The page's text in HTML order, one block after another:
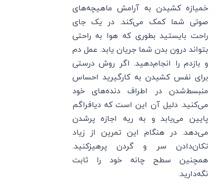
خمیازه کشیدن به آرامش ماهیچه‌های
صوتی شما کمک می‌کند. در یک جای
راحت بایستید بطوری که هوا به راحتی
بتواند درون بدن شما جریان یابد. عمل دم
و بازدم را انجام‌دهید. اگر روش درستی
برای نفس کشیدن به کارگیرید احساس
منبسط‌شدن در اطراف دنده‌های خود
می‌کنید. دلیل آن این است که دیافراگم
پایین می‌یابد و به ریه اجازه پرشدن
می‌دهد. در هنگام این تمرین از زیاد
تکان‌دادن سر و گردن پرهیزکنید.
همچنین سطح چانه خود را ثابت
نگه‌دارید.